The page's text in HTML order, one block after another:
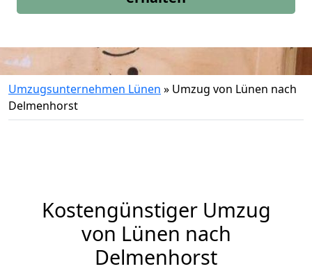
Umzugsunternehmen Lünen » Umzug von Lünen nach
Delmenhorst
Kostengünstiger Umzug
von Lünen nach
Delmenhorst